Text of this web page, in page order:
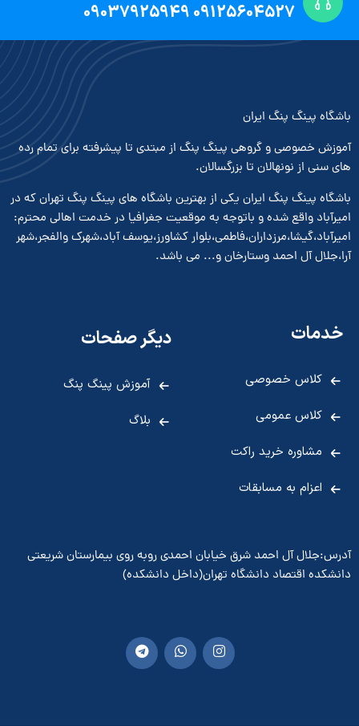
09125604527 09037925949
باشگاه پینگ پنگ ایران
آموزش خصوصی و گروهی پینگ پنگ از مبتدی تا پیشرفته برای تمام رده
های سنی از نونهالان تا بزرگسالان.
باشگاه پینگ پنگ ایران یکی از بهترین باشگاه های پینگ پنگ تهران که در
امیرآباد واقع شده و باتوجه به موقعیت جغرافیا در خدمت اهالی محترم:
امیرآباد،گیشا،مرزداران،فاطمی،بلوار کشاورز،یوسف آباد،شهرک والفجر،شهر
آرا،جلال آل احمد وستارخان و... می باشد.
خدمات
کلاس خصوصی
کلاس عمومی
مشاوره خرید راکت
اعزام به مسابقات
دیگر صفحات
آموزش پینگ پنگ
بلاگ
آدرس:جلال آل احمد شرق خیابان احمدی روبه روی بیمارستان شریعتی
دانشکده اقتصاد دانشگاه تهران(داخل دانشکده)